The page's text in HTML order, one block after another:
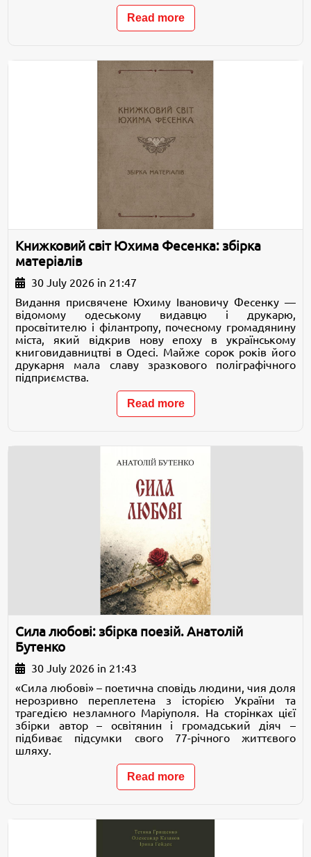
Read more
Книжковий світ Юхима Фесенка: збірка
матеріалів
30 July 2026 in 21:47
Видання присвячене Юхиму Івановичу Фесенку —
відомому одеському видавцю і друкарю,
просвітителю і філантропу, почесному громадянину
міста, який відкрив нову епоху в українському
книговидавництві в Одесі. Майже сорок років його
друкарня мала славу зразкового поліграфічного
підприємства.
Read more
Сила любові: збірка поезій. Анатолій
Бутенко
30 July 2026 in 21:43
«Сила любові» – поетична сповідь людини, чия доля
нерозривно переплетена з історією України та
трагедією незламного Маріуполя. На сторінках цієї
збірки автор – освітянин і громадський діяч –
підбиває підсумки свого 77-річного життєвого
шляху.
Read more